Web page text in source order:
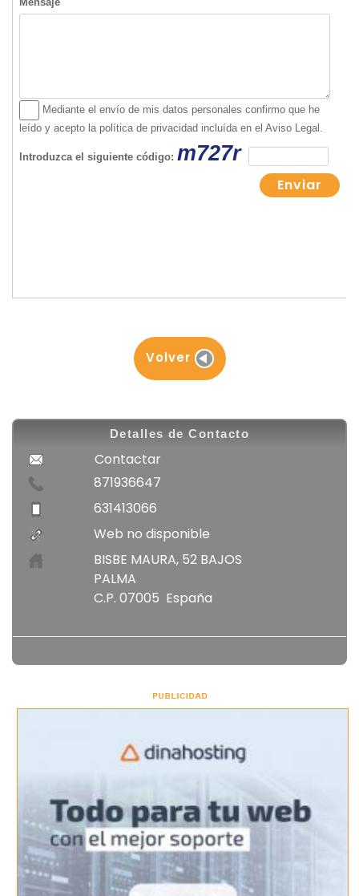
Volver
Detalles de Contacto
Contactar
871936647
631413066
Web no disponible
BISBE MAURA, 52 BAJOS
PALMA
C.P. 07005 España